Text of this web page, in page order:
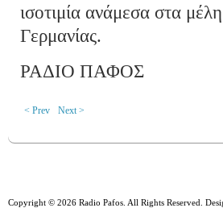
ισοτιμία ανάμεσα στα
Γερμανίας.
ΡΑΔΙΟ ΠΑΦΟΣ
< Prev Next >
Copyright © 2026 Radio Pafos. All Rights Reserved.